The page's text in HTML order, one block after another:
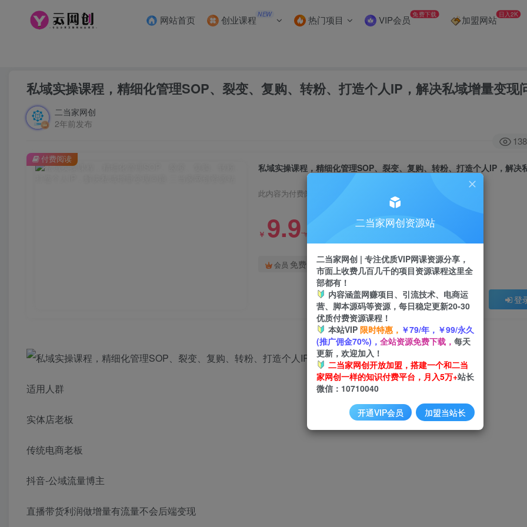
网站首页 创业课程 NEW 热门项目 VIP会员 免费下载 加盟网站 日入2K
私域实操课程，精细化管理SOP、裂变、复购、转粉、打造个人IP，解决私域增量变现
二当家网创
2年前发布
此内容为付费阅读，请付费后查看
￥ 9.9￥
会员 免费
登
付费阅读
适用人群
实体店老板
传统电商老板
抖音-公域流量博主
直播带货利润做增量有流量不会后端变现
二当家网创资源站
二当家网创 | 专注优质VIP网课资源分享，
市面上收费几百几千的项目资源课程这里全
部都有！
内容涵盖网赚项目、引流技术、电商运
营、脚本源码等资源，每日稳定更新20-30
优质付费资源课程！
本站VIP 限时特惠， ￥79/年，￥99/永久
(推广佣金70%)， 全站资源免费下载， 每天
更新，欢迎加入！
二当家网创开放加盟，搭建一个和二当
家网创一样的知识付费平台，月入5万+站长
微信：10710040
开通VIP会员 加盟当站长